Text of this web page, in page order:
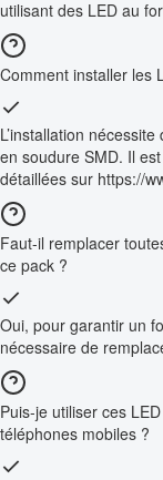
utilisant des LED au
Comment installer les
L’installation
en soudure SMD. Il
détaillées sur https://
Faut-il remplacer
ce pack ?
Oui, pour garantir un
nécessaire de
Puis-je utiliser ces
téléphones mobiles ?